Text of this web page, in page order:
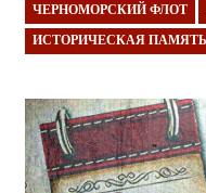
ЧЕРНОМОРСКИЙ ФЛОТ
ИСТОРИЧЕСКАЯ ПАМЯТЬ